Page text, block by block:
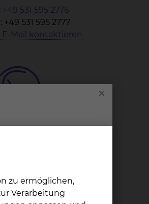
+49 531 595 2776
+49 531 595 2777
E-Mail kontaktieren
+49 531 595 2301
+49 531 595 2652
E-Mail kontaktieren
zu ermöglichen,
Verarbeitung